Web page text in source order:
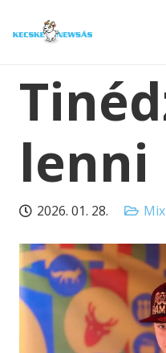
lenni
2026. 01. 28. Mix